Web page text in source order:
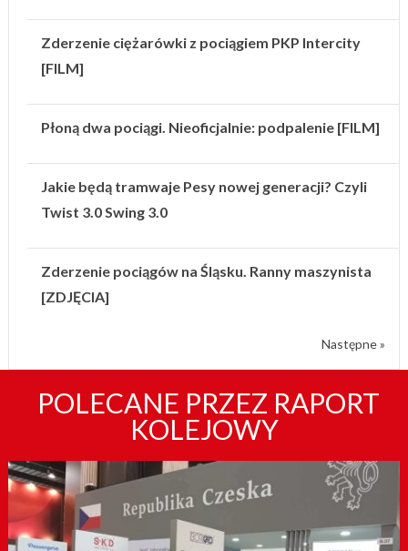
Zderzenie ciężarówki z pociągiem PKP Intercity
[FILM]
Płoną dwa pociągi. Nieoficjalnie: podpalenie [FILM]
Jakie będą tramwaje Pesy nowej generacji? Czyli
Twist 3.0 Swing 3.0
Zderzenie pociągów na Śląsku. Ranny maszynista
[ZDJĘCIA]
Następne »
POLECANE PRZEZ RAPORT
KOLEJOWY